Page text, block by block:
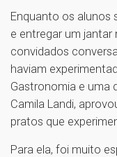
Enquanto os alunos
e entregar um jantar
convidados
haviam
Gastronomia e uma
Camila Landi,
pratos que
Para ela, foi muito